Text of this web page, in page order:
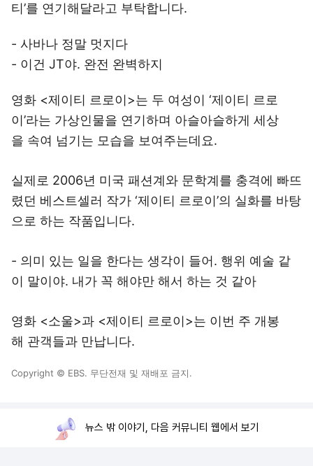
티’를 연기해달라고 부탁합니다.
- 사바나 정말 멋지다
- 이건 JT야. 완전 완벽하지
영화 <제이티 르로이>는 두 여성이 ‘제이티 르로
이’라는 가상인물을 연기하며 아슬아슬하게 세상
을 속여 넘기는 모습을 보여주는데요.
실제로 2006년 미국 패션계와 문학계를 충격에 빠뜨
렸던 베스트셀러 작가 ‘제이티 르로이’의 실화를 바탕
으로 하는 작품입니다.
- 의미 있는 일을 한다는 생각이 들어. 행위 예술 같
이 말이야. 내가 꼭 해야만 해서 하는 것 같아
영화 <소울>과 <제이티 르로이>는 이번 주 개봉
해 관객들과 만납니다.
Copyright © EBS. 무단전재 및 재배포 금지.
뉴스 밖 이야기, 다음 커뮤니티 웹에서 보기